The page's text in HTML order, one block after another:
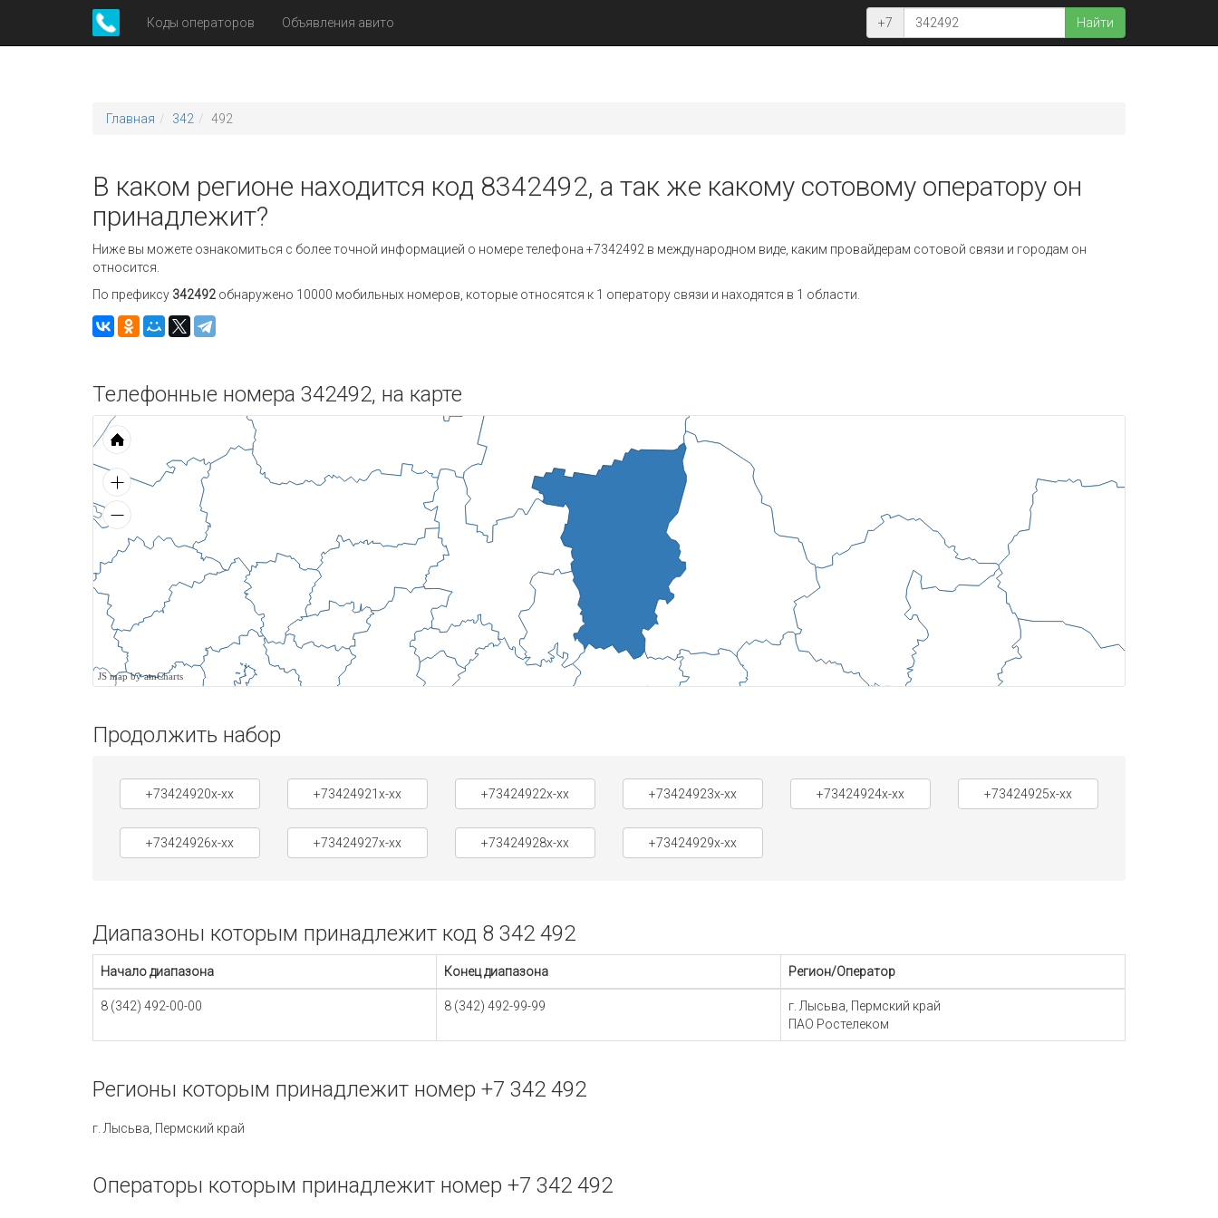
Коды операторов Объявления авито +7 Найти
Главная 342 492
В каком регионе находится код 8342492, а так же какому сотовому оператору он
принадлежит?
Ниже вы можете ознакомиться с более точной информацией о номере телефона +7342492 в международном виде, каким провайдерам сотовой связи и городам он
относится.
По префиксу 342492 обнаружено 10000 мобильных номеров, которые относятся к 1 оператору связи и находятся в 1 области.
Телефонные номера 342492, на карте
JS map by amCharts
Продолжить набор
+73424920x-xx +73424921x-xx +73424922x-xx +73424923x-xx +73424924x-xx +73424925x-xx
+73424926x-xx +73424927x-xx +73424928x-xx +73424929x-xx
Диапазоны которым принадлежит код 8 342 492
Начало диапазона Конец диапазона Регион/Оператор
8 (342) 492-00-00 8 (342) 492-99-99
г. Лысьва, Пермский край
ПАО Ростелеком
Регионы которым принадлежит номер +7 342 492
г. Лысьва, Пермский край
Операторы которым принадлежит номер +7 342 492